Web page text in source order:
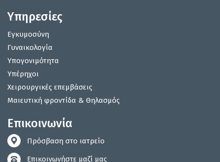
Υπηρεσίες
Εγκυμοσύνη
Γυναικολογία
Υπογονιμότητα
Υπέρηχοι
Χειρουργικές επεμβάσεις
Μαιευτική φροντίδα & Θηλασμός
Επικοινωνία
Πρόσβαση στο ιατρείο
Επικοινωνήστε μαζί μας